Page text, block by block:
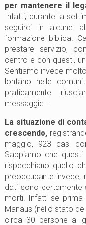
per mantenere il
Infatti, durante la
seguirci in alcune
formazione biblica.
prestare servizio,
centro e con questi,
Sentiamo invece
lontano nelle
praticamente
messaggio…
La situazione di
crescendo,
maggio, 923 casi
Sappiamo che
rispecchiano quello
preoccupante invece,
dati sono certamente
morti. Infatti se prima
Manaus (nello stato
circa 30 persone al